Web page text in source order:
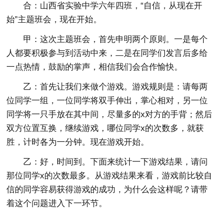
合：山西省实验中学六年四班，“自信，从现在开
始”主题班会，现在开始。
甲：这次主题班会，首先申明两个原则。一是每个
人都要积极参与到活动中来，二是在同学们发言后多给
一点热情，鼓励的掌声，相信我们会合作愉快。
乙：首先让我们来做个游戏。游戏规则是：请每两
位同学一组，一位同学将双手伸出，掌心相对，另一位
同学将一只手放在其中间，尽量多的x对方的手背；然后
双方位置互换，继续游戏，哪位同学x的次数多，就获
胜，计时各为一分钟。现在游戏开始。
乙：好，时间到。下面来统计一下游戏结果，请问
那位同学x的次数最多。从游戏结果来看，游戏前比较自
信的同学容易获得游戏的成功，为什么会这样呢？请带
着这个问题进入下一环节。